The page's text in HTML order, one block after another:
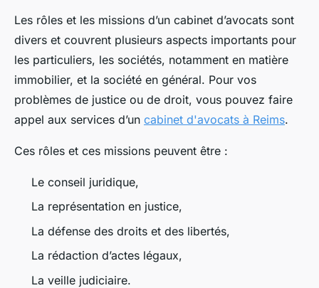
Les rôles et les missions d’un cabinet d’avocats sont
divers et couvrent plusieurs aspects importants pour
les particuliers, les sociétés, notamment en matière
immobilier, et la société en général. Pour vos
problèmes de justice ou de droit, vous pouvez faire
appel aux services d’un cabinet d'avocats à Reims.
Ces rôles et ces missions peuvent être :
Le conseil juridique,
La représentation en justice,
La défense des droits et des libertés,
La rédaction d’actes légaux,
La veille judiciaire.